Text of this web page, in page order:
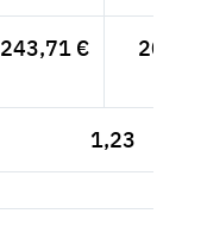
243,71 €
1,23